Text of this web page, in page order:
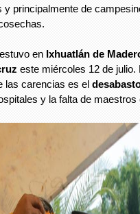
y principalmente de
en Ixhuatlán de
este miércoles 12 de julio.
las carencias es el
y la falta de maestros